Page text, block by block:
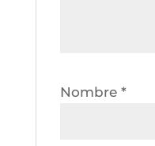
Nombre *